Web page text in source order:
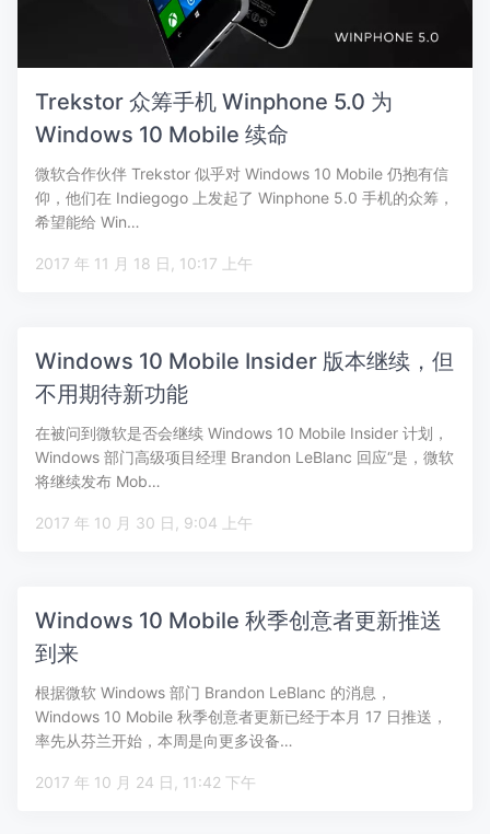
Trekstor 众筹手机 Winphone 5.0 为
Windows 10 Mobile 续命
微软合作伙伴 Trekstor 似乎对 Windows 10 Mobile 仍抱有信
仰，他们在 Indiegogo 上发起了 Winphone 5.0 手机的众筹，
希望能给 Win…
2017 年 11 月 18 日, 10:17 上午
Windows 10 Mobile Insider 版本继续，但
不用期待新功能
在被问到微软是否会继续 Windows 10 Mobile Insider 计划，
Windows 部门高级项目经理 Brandon LeBlanc 回应“是，微软
将继续发布 Mob…
2017 年 10 月 30 日, 9:04 上午
Windows 10 Mobile 秋季创意者更新推送
到来
根据微软 Windows 部门 Brandon LeBlanc 的消息，
Windows 10 Mobile 秋季创意者更新已经于本月 17 日推送，
率先从芬兰开始，本周是向更多设备…
2017 年 10 月 24 日, 11:42 下午